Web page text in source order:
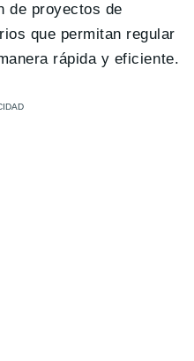
de proyectos de
que permitan regular
rápida y eficiente.